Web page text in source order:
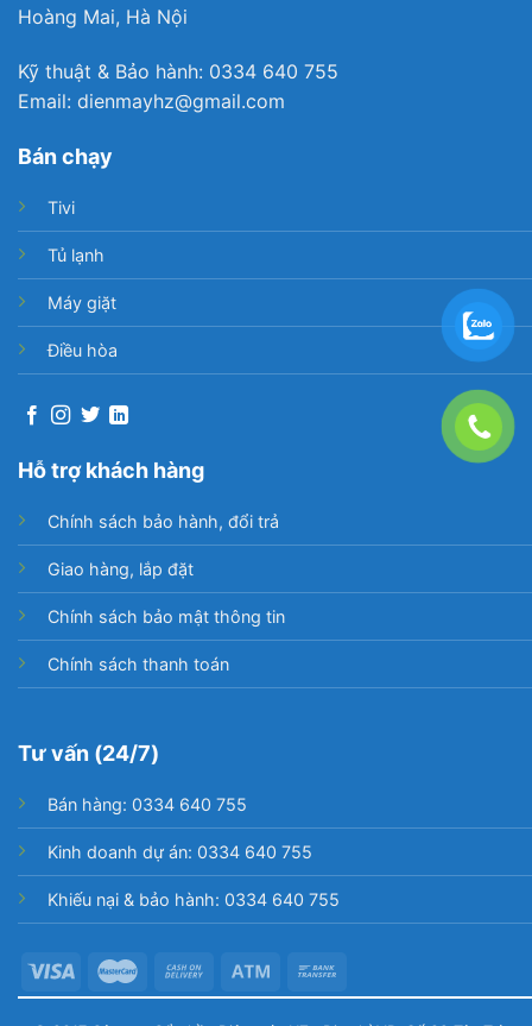
Hoàng Mai, Hà Nội
Kỹ thuật & Bảo hành: 0334 640 755
Email: dienmayhz@gmail.com
Bán chạy
Tivi
Tủ lạnh
Máy giặt
Điều hòa
Hỗ trợ khách hàng
Chính sách bảo hành, đổi trả
Giao hàng, lắp đặt
Chính sách bảo mật thông tin
Chính sách thanh toán
Tư vấn (24/7)
Bán hàng: 0334 640 755
Kinh doanh dự án: 0334 640 755
Khiếu nại & bảo hành: 0334 640 755